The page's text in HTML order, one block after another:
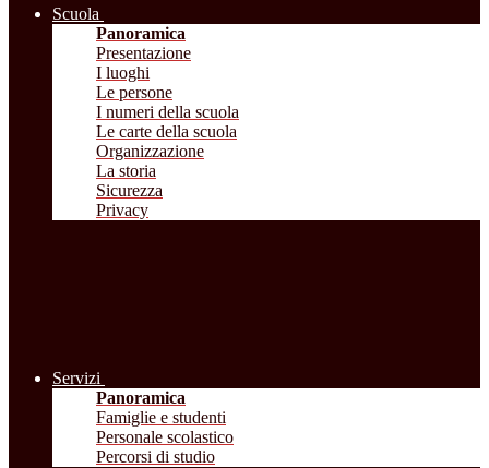
Scuola
Panoramica
Presentazione
I luoghi
Le persone
I numeri della scuola
Le carte della scuola
Organizzazione
La storia
Sicurezza
Privacy
Servizi
Panoramica
Famiglie e studenti
Personale scolastico
Percorsi di studio